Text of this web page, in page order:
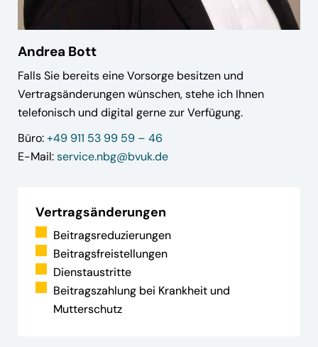
Andrea Bott
Falls Sie bereits eine Vorsorge besitzen und
Vertragsänderungen wünschen, stehe ich Ihnen
telefonisch und digital gerne zur Verfügung.
Büro:+49 911 53 99 59 – 46
E-Mail:service.nbg@bvuk.de
Vertragsänderungen
Beitragsreduzierungen
Beitragsfreistellungen
Dienstaustritte
Beitragszahlung bei Krankheit und
Mutterschutz